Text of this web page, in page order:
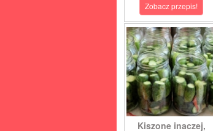
Zobacz przepis!
Kiszone inaczej,